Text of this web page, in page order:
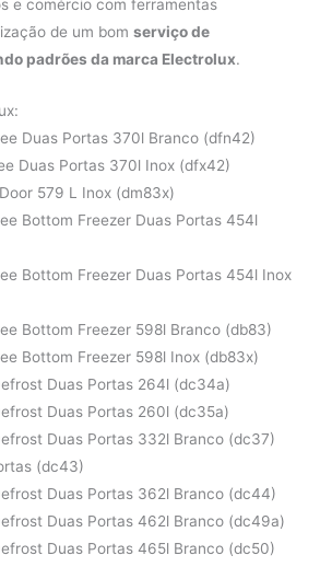
e comércio com ferramentas
de um bomserviço de
padrões da marca Electrolux.
Duas Portas 370l Branco (dfn42)
Duas Portas 370l Inox (dfx42)
579 L Inox (dm83x)
Bottom Freezer Duas Portas 454l
Bottom Freezer Duas Portas 454l Inox
Bottom Freezer 598l Branco (db83)
Bottom Freezer 598l Inox (db83x)
Duas Portas 264l (dc34a)
Duas Portas 260l (dc35a)
Duas Portas 332l Branco (dc37)
(dc43)
Duas Portas 362l Branco (dc44)
Duas Portas 462l Branco (dc49a)
Duas Portas 465l Branco (dc50)